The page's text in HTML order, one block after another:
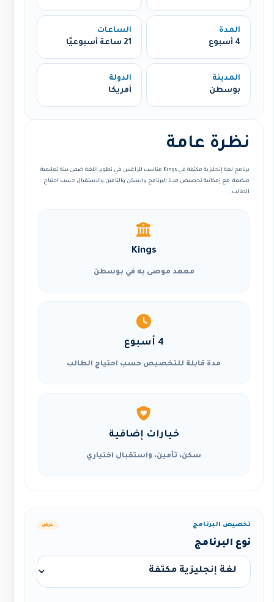
المدة
4 أسبوع
الساعات
21 ساعة أسبوعيًا
المدينة
بوسطن
الدولة
أمريكا
نظرة عامة
برنامج لغة إنجليزية مكثفة في Kings مناسب للراغبين في تطوير اللغة ضمن بيئة تعليمية
منظمة، مع إمكانية تخصيص مدة البرنامج والسكن والتأمين والاستقبال حسب احتياج
الطالب.
Kings
معهد موصى به في بوسطن
4 أسبوع
مدة قابلة للتخصيص حسب احتياج الطالب
خيارات إضافية
سكن، تأمين، واستقبال اختياري
تخصيص البرنامج عرض
نوع البرنامج